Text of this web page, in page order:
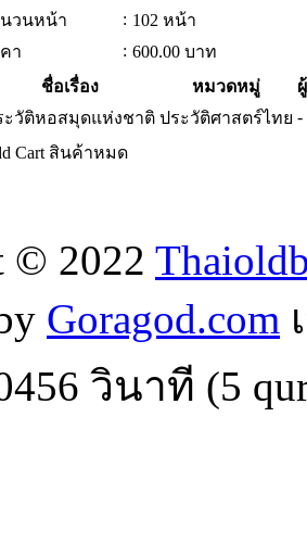
วนหน้า
: 102 หน้า
า
: 600.00 บาท
ชื่อเรื่อง
หมวดหมู่
ะวัติหอสมุดแห่งชาติ ประวัติศาสตร์ไทย -
Cart สินค้าหมด
© 2022
Goragod.com
วินาที (5